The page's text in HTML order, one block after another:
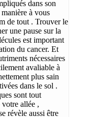
dans son
à vous
de tout . Trouver le
une pause sur la
est important
du cancer. Et
nécessaires
avaliable à
plus sain
dans le sol .
sont tout
votre allée ,
révèle aussi être